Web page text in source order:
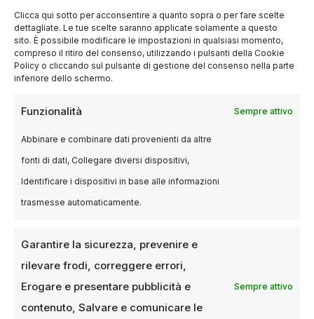
Clicca qui sotto per acconsentire a quanto sopra o per fare scelte
dettagliate. Le tue scelte saranno applicate solamente a questo
sito. È possibile modificare le impostazioni in qualsiasi momento,
compreso il ritiro del consenso, utilizzando i pulsanti della Cookie
Policy o cliccando sul pulsante di gestione del consenso nella parte
inferiore dello schermo.
Funzionalità Sempre attivo
Abbinare e combinare dati provenienti da altre
fonti di dati, Collegare diversi dispositivi,
Identificare i dispositivi in base alle informazioni
trasmesse automaticamente.
Garantire la sicurezza, prevenire e
rilevare frodi, correggere errori,
Erogare e presentare pubblicità e
contenuto, Salvare e comunicare le
Sempre attivo
del colera.
Una Milano
Oltre a essere una protagonista del cinema
italiano, Milano si sta affermando sempre più
anche in produzioni internazionali. Grazie alla
perfettamente a raccontare storie globali.
con George Clooney mostra una Milano
misteriosa, tra skyline moderni e quartieri